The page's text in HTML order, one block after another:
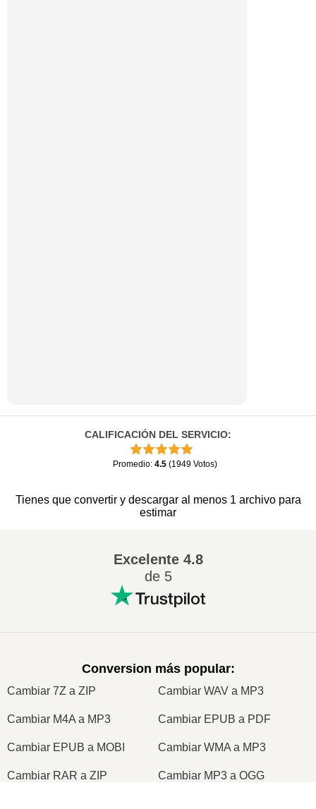
CALIFICACIÓN DEL SERVICIO:
Promedio: 4.5 (1949 Votos)
Tienes que convertir y descargar al menos 1 archivo para
estimar
Excelente4.8
de 5
Conversion más popular:
Cambiar 7Z a ZIP Cambiar WAV a MP3
Cambiar M4A a MP3 Cambiar EPUB a PDF
Cambiar EPUB a MOBI Cambiar WMA a MP3
Cambiar RAR a ZIP Cambiar MP3 a OGG